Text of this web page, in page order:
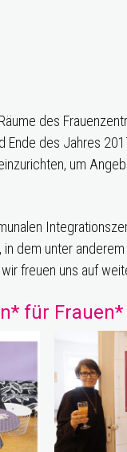
des
Ende des Jahres
um
dem unter
freuen uns auf
für Frauen*